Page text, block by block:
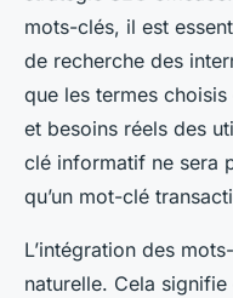
mots-clés, il est
de recherche des
que les termes
et besoins réels des
clé informatif ne sera
qu’un mot-clé
L’intégration des
naturelle. Cela signifie